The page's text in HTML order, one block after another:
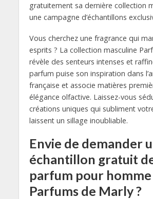
gratuitement sa dernière collection
une campagne d’échantillons
Vous cherchez une fragrance qui
esprits ? La collection masculine
révèle des senteurs intenses et
parfum puise son inspiration dans
française et associe matières
élégance olfactive. Laissez-vous
créations uniques qui subliment
laissent un sillage inoubliable.
Envie de demander
échantillon gratuit
parfum pour homme
Parfums de Marly ?